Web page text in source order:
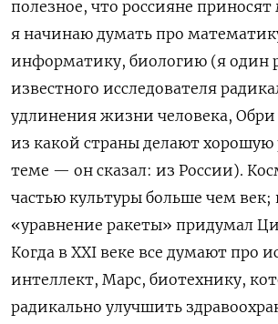
полезное, что россияне
я начинаю думать про
информатику, биологию (я один
известного исследователя
удлинения жизни человека, Обри
из какой страны делают хорошую
теме — он сказал: из России).
частью культуры больше чем век;
«уравнение ракеты» придумал
Когда в XXI веке все думают про
интеллект, Марс, биотехнику,
радикально улучшить